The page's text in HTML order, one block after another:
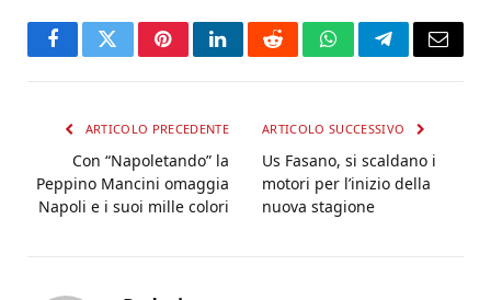
FacebookTwitterPinterestLinkedInRedditWhatsAppTelegramEmail
ARTICOLO PRECEDENTE
Con “Napoletando” la
Peppino Mancini omaggia
Napoli e i suoi mille colori
ARTICOLO SUCCESSIVO
Us Fasano, si scaldano i
motori per l’inizio della
nuova stagione